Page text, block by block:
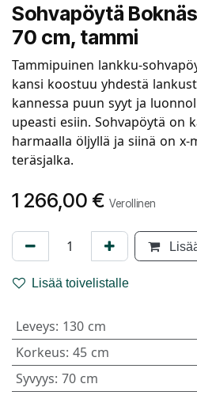
Sohvapöytä
70 cm, tammi
Tammipuinen lankku-
kansi koostuu yhdestä
kannessa puun syyt ja
upeasti esiin. Sohvapöytä on
harmaalla öljyllä ja siinä on x-
teräsjalka.
1 266,00 € Verollinen
Lisää toivelistalle
Leveys: 130 cm
Korkeus: 45 cm
Syvyys: 70 cm